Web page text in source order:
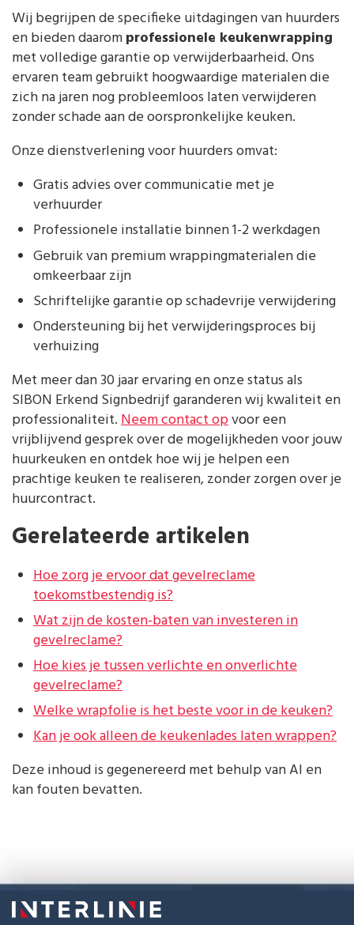
Wij begrijpen de specifieke uitdagingen van huurders
en bieden daaromprofessionele keukenwrapping
met volledige garantie op verwijderbaarheid. Ons
ervaren team gebruikt hoogwaardige materialen die
zich na jaren nog probleemloos laten verwijderen
zonder schade aan de oorspronkelijke keuken.
Onze dienstverlening voor huurders omvat:
Gratis advies over communicatie met je
verhuurder
Professionele installatie binnen 1-2 werkdagen
Gebruik van premium wrappingmaterialen die
omkeerbaar zijn
Schriftelijke garantie op schadevrije verwijdering
Ondersteuning bij het verwijderingsproces bij
verhuizing
Met meer dan 30 jaar ervaring en onze status als
SIBON Erkend Signbedrijf garanderen wij kwaliteit en
professionaliteit.Neem contact opvoor een
vrijblijvend gesprek over de mogelijkheden voor jouw
huurkeuken en ontdek hoe wij je helpen een
prachtige keuken te realiseren, zonder zorgen over je
huurcontract.
Gerelateerde artikelen
Hoe zorg je ervoor dat gevelreclame
toekomstbestendig is?
Wat zijn de kosten-baten van investeren in
gevelreclame?
Hoe kies je tussen verlichte en onverlichte
gevelreclame?
Welke wrapfolie is het beste voor in de keuken?
Kan je ook alleen de keukenlades laten wrappen?
Deze inhoud is gegenereerd met behulp van AI en
kan fouten bevatten.